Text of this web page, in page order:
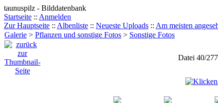
taunuspilz - Bilddatenbank
Startseite :: Anmelden
Zur Hauptseite :: Albenliste :: Neueste Uploads :: Am meisten
Galerie > Pflanzen und sonstige Fotos > Sonstige Fotos
Datei 40/277